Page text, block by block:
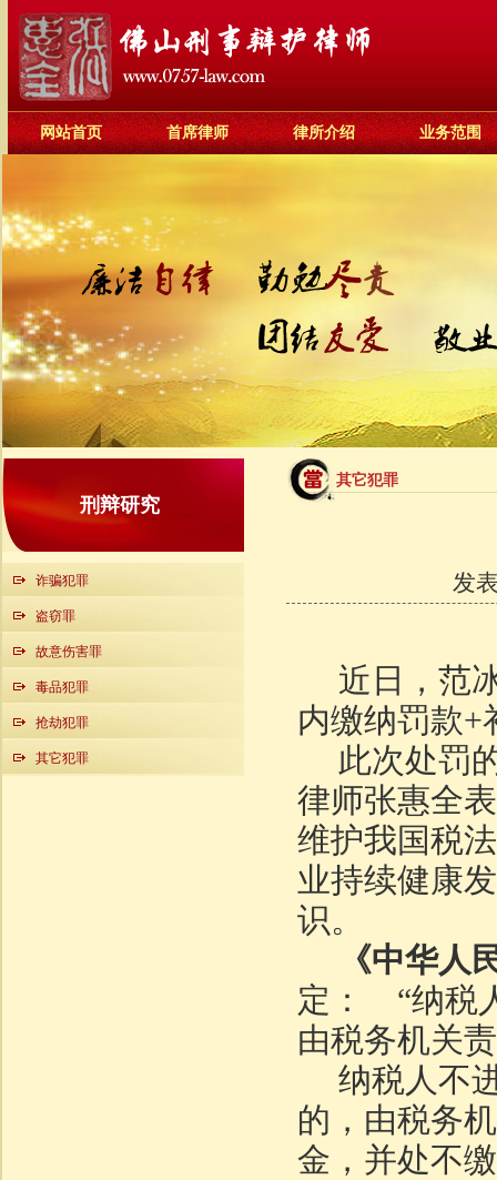
网站首页 首席律师 律所介绍 业务范围
刑辩研究
诈骗犯罪
盗窃罪
故意伤害罪
毒品犯罪
抢劫犯罪
其它犯罪
其它犯罪
发
近日，范
内缴纳罚款+
此次处罚
律师张惠全
维护我国税
业持续健康
识。
《中华人
定： “纳税
由税务机关
纳税人不
的，由税务
金，并处不